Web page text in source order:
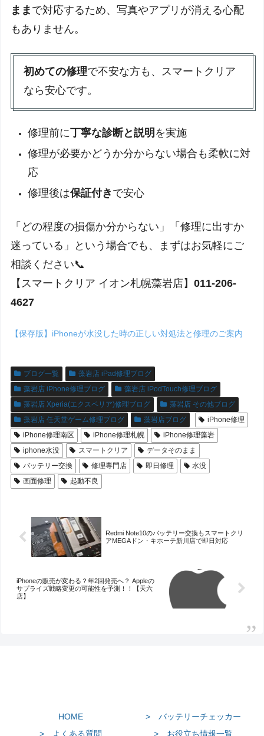
まま で対応するため、写真やアプリが消える心配
もありません。
初めての修理で不安な方も、スマートクリア
なら安心です。
修理前に丁寧な診断と説明 を実施
修理が必要かどうか分からない場合も柔軟に対
応
修理後は保証付き で安心
「どの程度の損傷か分からない」「修理に出すか
迷っている」という場合でも、まずはお気軽にご
相談ください📞
【スマートクリア イオン札幌藻岩店】011-206-
4627
【保存版】iPhoneが水没した時の正しい対処法と修理のご案内
ブログ一覧
藻岩店 iPad修理ブログ
藻岩店 iPhone修理ブログ
藻岩店 iPodTouch修理ブログ
藻岩店 Xperia(エクスペリア)修理ブログ
藻岩店 その他ブログ
藻岩店 任天堂ゲーム修理ブログ
藻岩店ブログ
iPhone修理
iPhone修理南区
iPhone修理札幌
iPhone修理藻岩
iphone水没
スマートクリア
データそのまま
バッテリー交換
修理専門店 即日修理
水没
画面修理
起動不良
Redmi Note10のバッテリー交換もスマートクリ
アMEGAドン・キホーテ新川店で即日対応
iPhoneの販売が変わる？年2回発売へ？ Appleの
サプライズ戦略変更の可能性を予測！！【天六
店】
HOME
> バッテリーチェッカー
> よくある質問
> お役立ち情報一覧